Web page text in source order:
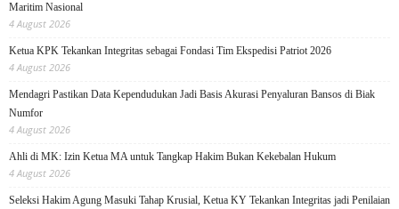
Maritim Nasional
4 August 2026
Ketua KPK Tekankan Integritas sebagai Fondasi Tim Ekspedisi Patriot 2026
4 August 2026
Mendagri Pastikan Data Kependudukan Jadi Basis Akurasi Penyaluran Bansos di Biak
Numfor
4 August 2026
Ahli di MK: Izin Ketua MA untuk Tangkap Hakim Bukan Kekebalan Hukum
4 August 2026
Seleksi Hakim Agung Masuki Tahap Krusial, Ketua KY Tekankan Integritas jadi Penilaian